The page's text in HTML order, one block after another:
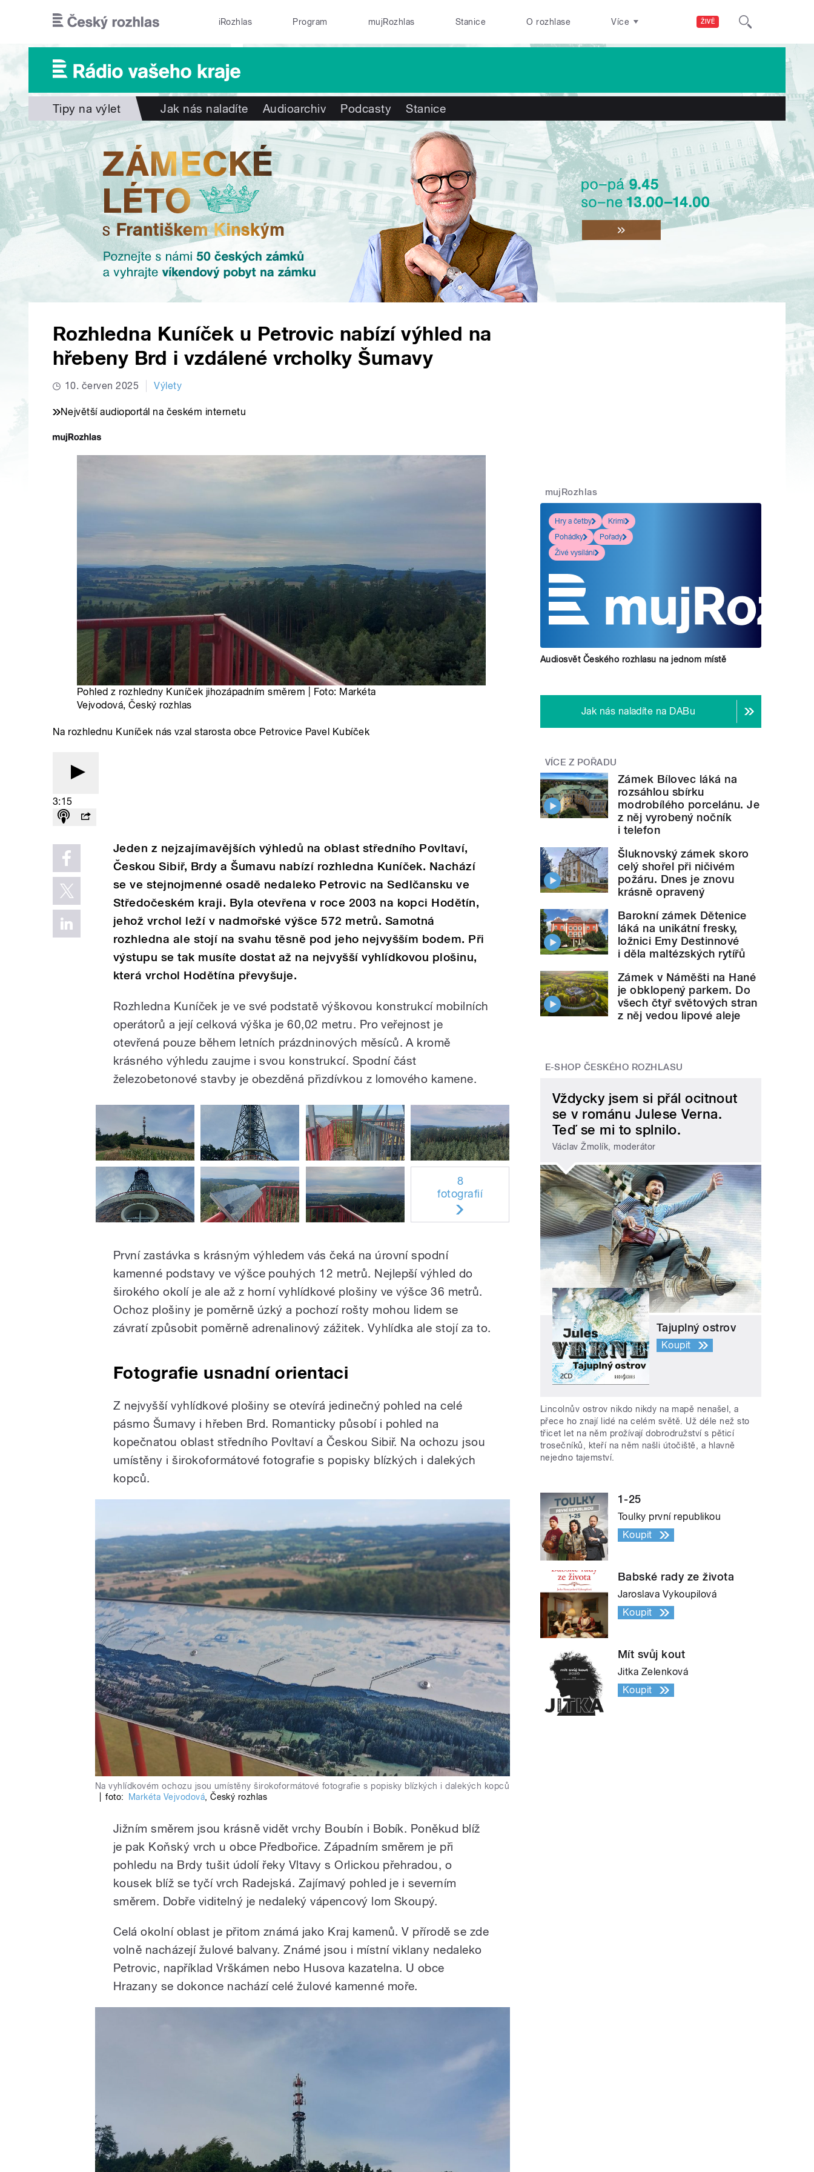
ŽIVĚ
iRozhlas Program mujRozhlas Stanice O rozhlase Více
Tipy na výlet Jak nás naladíte Audioarchiv Podcasty Stanice
Rozhledna Kuníček u Petrovic nabízí výhled na
hřebeny Brd i vzdálené vrcholky Šumavy
10. červen 2025 Výlety
Největší audioportál na českém internetu
Pohled z rozhledny Kuníček jihozápadním směrem | Foto: Markéta
Vejvodová, Český rozhlas
Na rozhlednu Kuníček nás vzal starosta obce Petrovice Pavel Kubíček
3:15
Jeden z nejzajímavějších výhledů na oblast středního Povltaví,
Českou Sibiř, Brdy a Šumavu nabízí rozhledna Kuníček. Nachází
se ve stejnojmenné osadě nedaleko Petrovic na Sedlčansku ve
Středočeském kraji. Byla otevřena v roce 2003 na kopci Hodětín,
jehož vrchol leží v nadmořské výšce 572 metrů. Samotná
rozhledna ale stojí na svahu těsně pod jeho nejvyšším bodem. Při
výstupu se tak musíte dostat až na nejvyšší vyhlídkovou plošinu,
která vrchol Hodětína převyšuje.
Rozhledna Kuníček je ve své podstatě výškovou konstrukcí mobilních
operátorů a její celková výška je 60,02 metru. Pro veřejnost je
otevřená pouze během letních prázdninových měsíců. A kromě
krásného výhledu zaujme i svou konstrukcí. Spodní část
železobetonové stavby je obezděná přizdívkou z lomového kamene.
8
fotografií
První zastávka s krásným výhledem vás čeká na úrovní spodní
kamenné podstavy ve výšce pouhých 12 metrů. Nejlepší výhled do
širokého okolí je ale až z horní vyhlídkové plošiny ve výšce 36 metrů.
Ochoz plošiny je poměrně úzký a pochozí rošty mohou lidem se
závratí způsobit poměrně adrenalinový zážitek. Vyhlídka ale stojí za to.
Fotografie usnadní orientaci
Z nejvyšší vyhlídkové plošiny se otevírá jedinečný pohled na celé
pásmo Šumavy i hřeben Brd. Romanticky působí i pohled na
kopečnatou oblast středního Povltaví a Českou Sibiř. Na ochozu jsou
umístěny i širokoformátové fotografie s popisky blízkých i dalekých
kopců.
Na vyhlídkovém ochozu jsou umístěny širokoformátové fotografie s popisky blízkých i dalekých kopců
foto: Markéta Vejvodová,Český rozhlas
Jižním směrem jsou krásně vidět vrchy Boubín i Bobík. Poněkud blíž
je pak Koňský vrch u obce Předbořice. Západním směrem je při
pohledu na Brdy tušit údolí řeky Vltavy s Orlickou přehradou, o
kousek blíž se tyčí vrch Radejská. Zajímavý pohled je i severním
směrem. Dobře viditelný je nedaleký vápencový lom Skoupý.
Celá okolní oblast je přitom známá jako Kraj kamenů. V přírodě se zde
volně nacházejí žulové balvany. Známé jsou i místní viklany nedaleko
Petrovic, například Vrškámen nebo Husova kazatelna. U obce
Hrazany se dokonce nachází celé žulové kamenné moře.
mujRozhlas
Hry a četby
Krimi
Pohádky
Pořady
Živé vysílání
Audiosvět Českého rozhlasu na jednom místě
Jak nás naladíte na DABu
VÍCE Z POŘADU
Zámek Bílovec láká na
rozsáhlou sbírku
modrobílého porcelánu. Je
z něj vyrobený nočník
i telefon
Šluknovský zámek skoro
celý shořel při ničivém
požáru. Dnes je znovu
krásně opravený
Barokní zámek Dětenice
láká na unikátní fresky,
ložnici Emy Destinnové
i děla maltézských rytířů
Zámek v Náměšti na Hané
je obklopený parkem. Do
všech čtyř světových stran
z něj vedou lipové aleje
E-SHOP ČESKÉHO ROZHLASU
Vždycky jsem si přál ocitnout
se v románu Julese Verna.
Teď se mi to splnilo.
Václav Žmolík, moderátor
Tajuplný ostrov
Koupit
Lincolnův ostrov nikdo nikdy na mapě nenašel, a
přece ho znají lidé na celém světě. Už déle než sto
třicet let na něm prožívají dobrodružství s pěticí
trosečníků, kteří na něm našli útočiště, a hlavně
nejedno tajemství.
1-25
Toulky první republikou
Koupit
Babské rady ze života
Jaroslava Vykoupilová
Koupit
Mít svůj kout
Jitka Zelenková
Koupit